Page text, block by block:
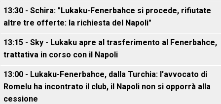
13:30 - Schira: "Lukaku-Fenerbahce si procede, rifiutate
altre tre offerte: la richiesta del Napoli"
13:15 - Sky - Lukaku apre al trasferimento al Fenerbahce,
trattativa in corso con il Napoli
13:00 - Lukaku-Fenerbahce, dalla Turchia: l'avvocato di
Romelu ha incontrato il club, il Napoli non si opporrà alla
cessione